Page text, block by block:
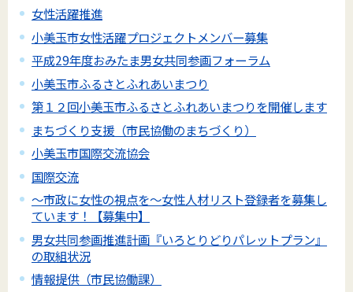
女性活躍推進
小美玉市女性活躍プロジェクトメンバー募集
平成29年度おみたま男女共同参画フォーラム
小美玉市ふるさとふれあいまつり
第１２回小美玉市ふるさとふれあいまつりを開催します
まちづくり支援（市民協働のまちづくり）
小美玉市国際交流協会
国際交流
～市政に女性の視点を～女性人材リスト登録者を募集し
ています！【募集中】
男女共同参画推進計画『いろとりどりパレットプラン』
の取組状況
情報提供（市民協働課）